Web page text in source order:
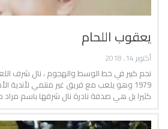
يعقوب اللحام
أكتوبر 14, 2018
نجم كبير في خط الوسط والهجوم ، نال شرف
1979 وهو يلعب مع فريق غير منتمي
كثيرا بل هي صدفة نادرة نال شرفها باسم